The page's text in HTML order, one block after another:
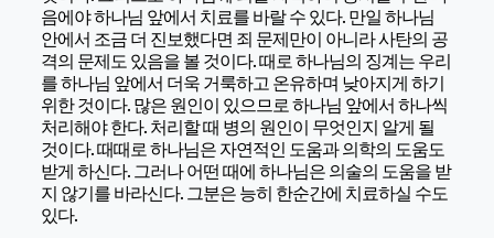
음에야 하나님 앞에서 치료를 바랄 수 있다. 만일 하나님
안에서 조금 더 진보했다면 죄 문제만이 아니라 사탄의 공
격의 문제도 있음을 볼 것이다. 때로 하나님의 징계는 우리
를 하나님 앞에서 더욱 거룩하고 온유하며 낮아지게 하기
위한 것이다. 많은 원인이 있으므로 하나님 앞에서 하나씩
처리해야 한다. 처리할 때 병의 원인이 무엇인지 알게 될
것이다. 때때로 하나님은 자연적인 도움과 의학의 도움도
받게 하신다. 그러나 어떤 때에 하나님은 의술의 도움을 받
지 않기를 바라신다. 그분은 능히 한순간에 치료하실 수도
있다.